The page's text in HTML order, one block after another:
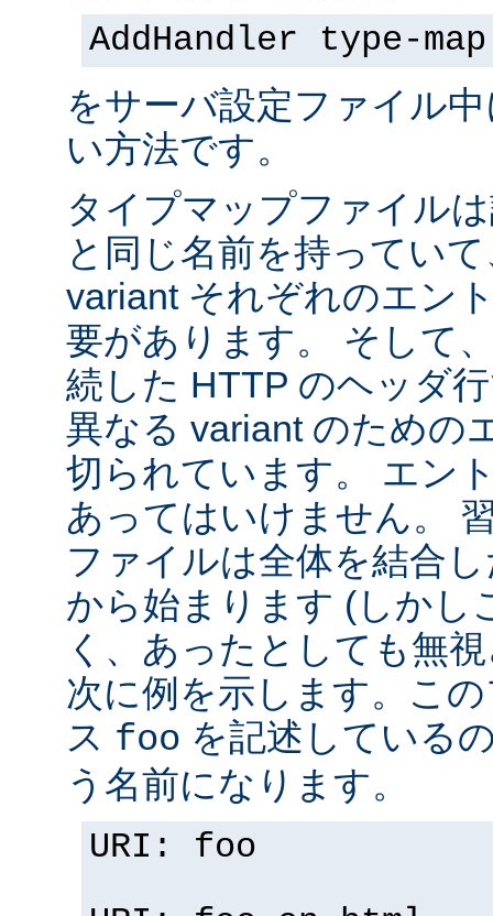
AddHandler type-
をサーバ設定ファイル
い方法です。
タイプマップファイル
と同じ名前を持ってい
variant それぞれのエン
要があります。 そして
続した HTTP のヘッダ
異なる variant のための
切られています。 エン
あってはいけません。
ファイルは全体を結合
から始まります (しかし
く、あったとしても無
次に例を示します。こ
ス foo を記述している
う名前になります。
URI: foo